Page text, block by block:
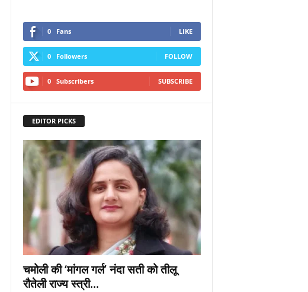
0 Fans LIKE
0 Followers FOLLOW
0 Subscribers SUBSCRIBE
EDITOR PICKS
चमोली की ‘मांगल गर्ल’ नंदा सती को तीलू
रौतेली राज्य स्त्री...